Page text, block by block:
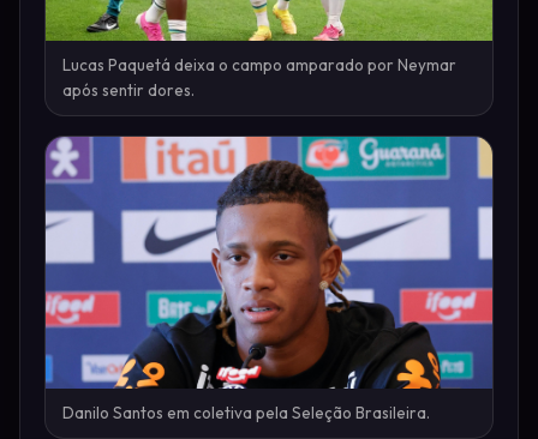
Lucas Paquetá deixa o campo amparado por Neymar
após sentir dores.
Danilo Santos em coletiva pela Seleção Brasileira.